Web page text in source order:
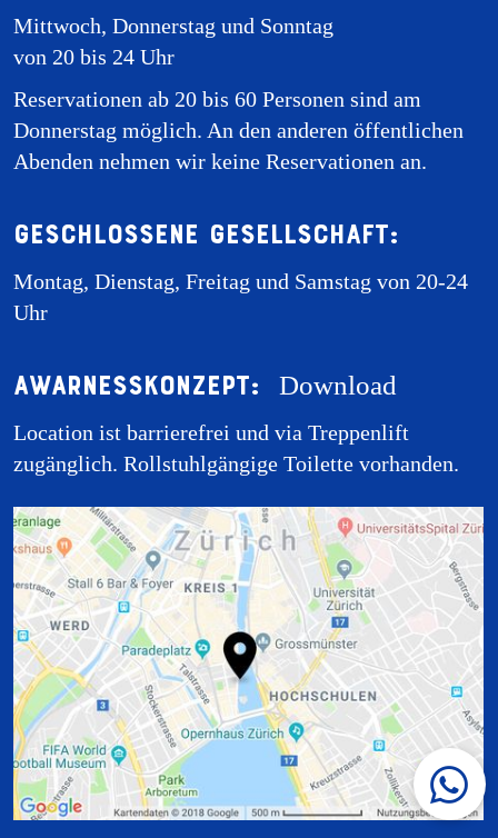
Mittwoch, Donnerstag und Sonntag
von 20 bis 24 Uhr
Reservationen ab 20 bis 60 Personen sind am
Donnerstag möglich. An den anderen öffentlichen
Abenden nehmen wir keine Reservationen an.
Geschlossene Gesellschaft:
Montag, Dienstag, Freitag und Samstag von 20-24
Uhr
Awarnesskonzept: Download
Location ist barrierefrei und via Treppenlift
zugänglich. Rollstuhlgängige Toilette vorhanden.